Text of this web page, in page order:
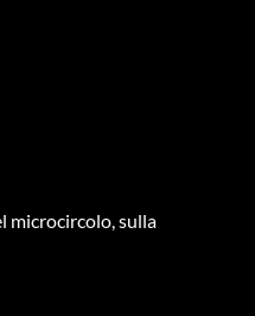
microcircolo, sulla